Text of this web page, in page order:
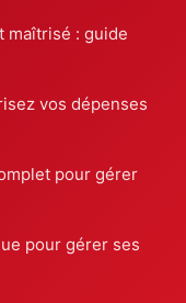
maîtrisé : guide
vos dépenses
pour gérer
pour gérer ses